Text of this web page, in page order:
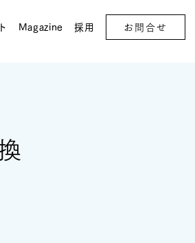
Magazine 採用 お問合せ